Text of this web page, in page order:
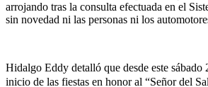
arrojando tras la consulta efectuada en el
sin novedad ni las personas ni los
Hidalgo Eddy detalló que desde este
inicio de las fiestas en honor al “Señor del